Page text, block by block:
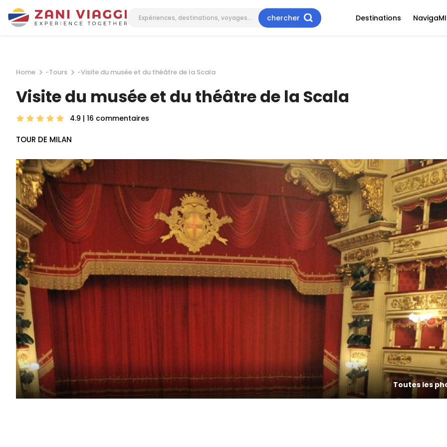
chercher Destinations NavigaMI
Home -Tours -Visite du musée et du théâtre de la Scala
Visite du musée et du théâtre de la Scala
4.9 | 16 commentaires
TOUR DE MILAN
Toutes les